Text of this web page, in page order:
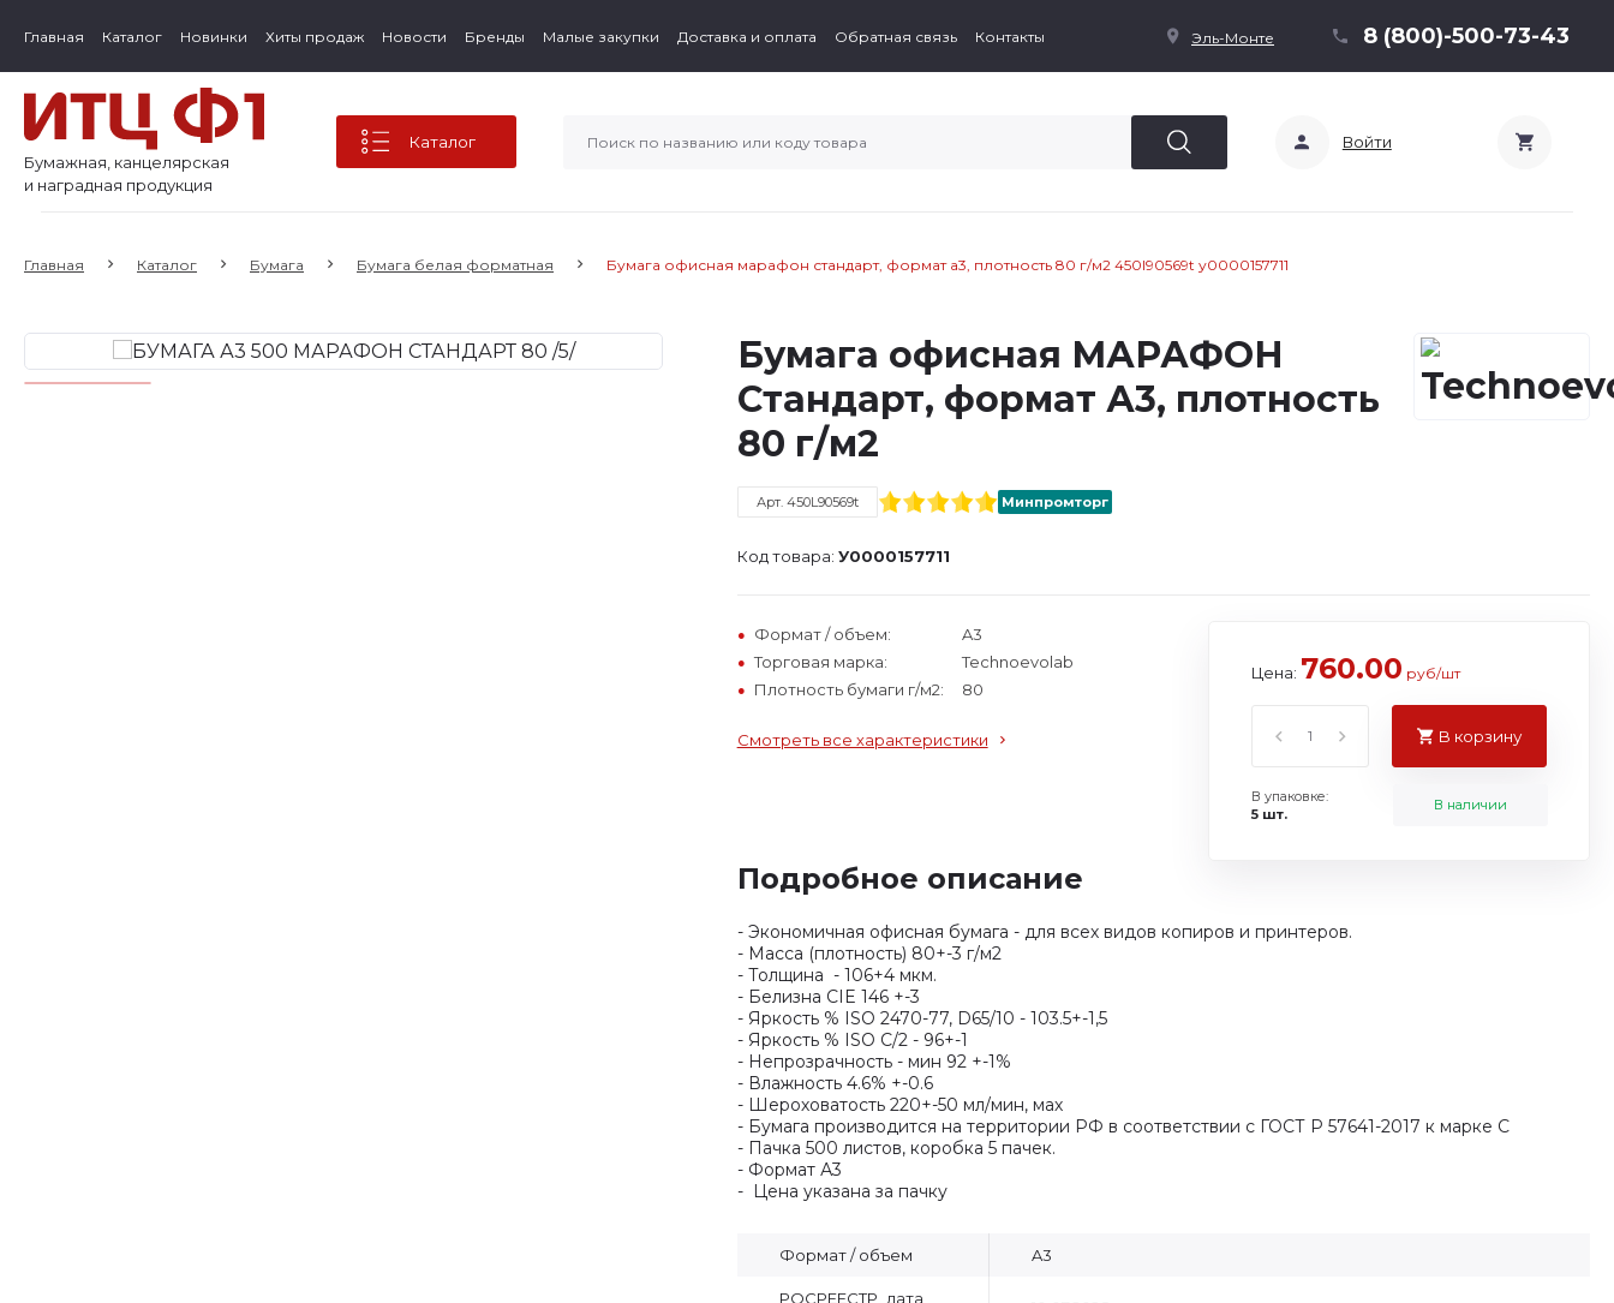
Главная Каталог Новинки Хиты продаж Новости Бренды Малые закупки Доставка и оплата Обратная связь Контакты Эль-Монте 8 (800)-500-73-43
Бумажная, канцелярская
и наградная продукция
Каталог Войти
Главная Каталог Бумага Бумага белая форматная Бумага офисная марафон стандарт, формат а3, плотность 80 г/м2 450l90569t у0000157711
Бумага офисная МАРАФОН
Стандарт, формат А3, плотность
80 г/м2
Арт. 450L90569t Минпромторг
Код товара: У0000157711
Формат / объем:
Торговая марка:
Плотность бумаги г/м2:
A3
Technoevolab
80
Смотреть все характеристики
Цена: 760.00 руб/шт
В корзину
В упаковке:
5 шт.
В наличии
Подробное описание
- Экономичная офисная бумага - для всех видов копиров и принтеров.
- Масса (плотность) 80+-3 г/м2
- Толщина - 106+4 мкм.
- Белизна CIE 146 +-3
- Яркость % ISO 2470-77, D65/10 - 103.5+-1,5
- Яркость % ISO C/2 - 96+-1
- Непрозрачность - мин 92 +-1%
- Влажность 4.6% +-0.6
- Шероховатость 220+-50 мл/мин, мах
- Бумага производится на территории РФ в соответствии с ГОСТ Р 57641-2017 к марке С
- Пачка 500 листов, коробка 5 пачек.
- Формат А3
- Цена указана за пачку
Формат / объем A3
РОСРЕЕСТР_дата